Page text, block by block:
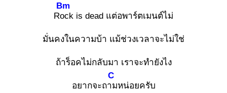
Roc
Bm
k is dead แต่อพาร์ตเมนต์ไม่
มั่นคงในความบ้า แม้ช่วงเวลาจะไม่ใช่
ถ้าร็อคไม่กลับมา เราจะทำยังไง
อยากจะถาม
C
หน่อยครับ